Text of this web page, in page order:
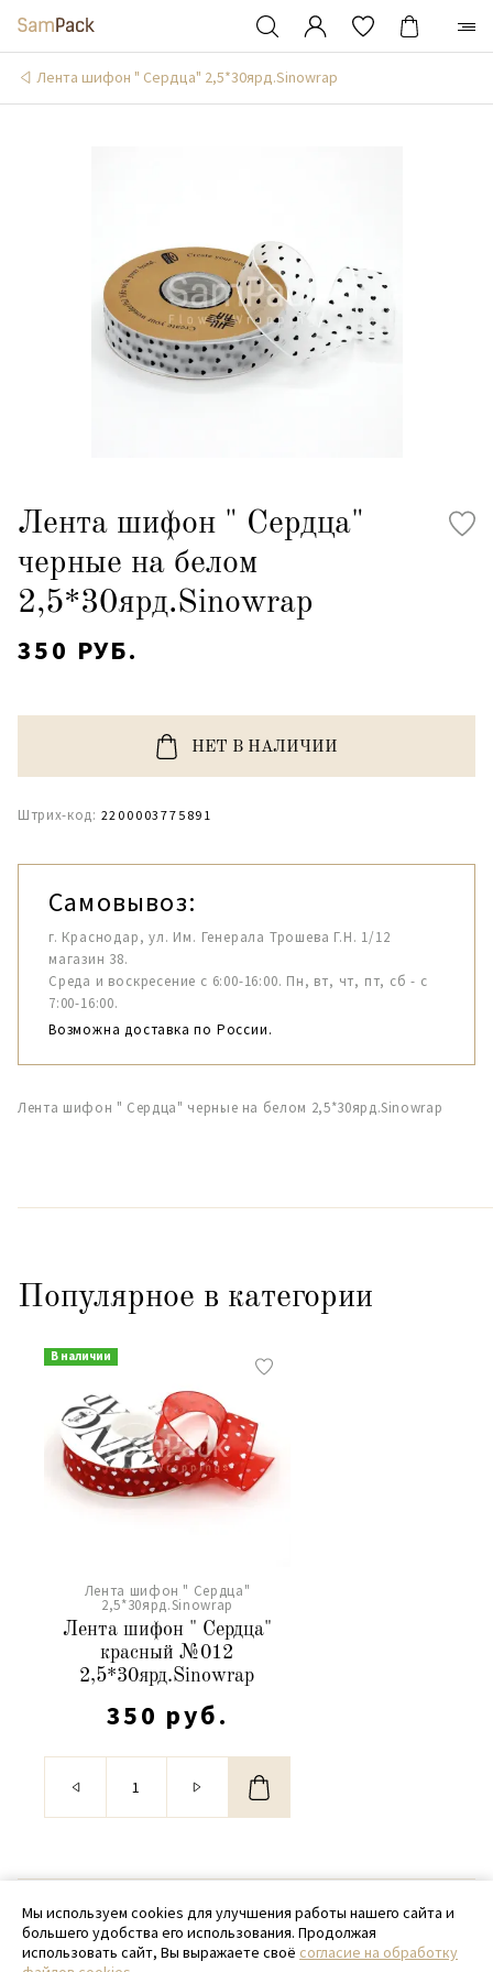
Лента шифон " Сердца" 2,5*30ярд.Sinowrap
Лента шифон " Сердца"
черные на белом
2,5*30ярд.Sinowrap
350 РУБ.
НЕТ В НАЛИЧИИ
Штрих-код: 2200003775891
Самовывоз:
г. Краснодар, ул. Им. Генерала Трошева Г.Н. 1/12
магазин 38.
Среда и воскресение с 6:00-16:00. Пн, вт, чт, пт, сб - с
7:00-16:00.
Возможна доставка по России.
Лента шифон " Сердца" черные на белом 2,5*30ярд.Sinowrap
Популярное в категории
В наличии
Лента шифон " Сердца"
2,5*30ярд.Sinowrap
Лента шифон " Сердца"
красный №012
2,5*30ярд.Sinowrap
350 руб.
© 2020 - 2026 SamPack
+ 7 (918) 699-97-87
Мы используем cookies для улучшения работы нашего сайта и
большего удобства его использования. Продолжая
использовать сайт, Вы выражаете своё согласие на обработку